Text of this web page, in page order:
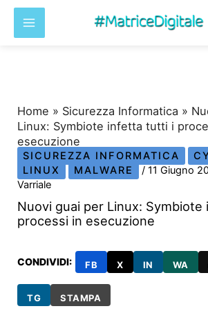
Home » Sicurezza Informatica »
Linux: Symbiote infetta tutti i
esecuzione
SICUREZZA INFORMATICA
LINUX
MALWARE /11 Giugno
Varriale
Nuovi guai per Linux:
processi in esecuzione
CONDIVIDI: FB X IN WA
TG STAMPA